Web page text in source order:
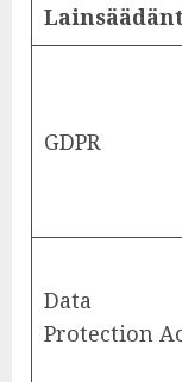
GDPR
Data
Protection